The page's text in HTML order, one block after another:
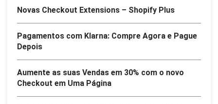
Novas Checkout Extensions – Shopify Plus
Pagamentos com Klarna: Compre Agora e Pague
Depois
Aumente as suas Vendas em 30% com o novo
Checkout em Uma Página